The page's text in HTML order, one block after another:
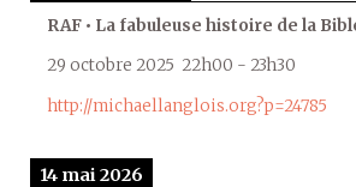
RAF • La fabuleuse histoire de la
29 octobre 2025 22h00 - 23h30
http://michaellanglois.org?p=24785
14 mai 2026